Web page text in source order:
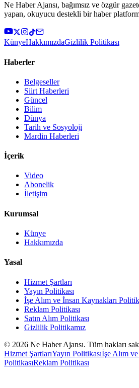
Ne Haber Ajansı, bağımsız ve özgür
yapan, okuyucu destekli bir haber
KünyeHakkımızdaGizlilik Politikası
Haberler
Belgeseller
Siirt Haberleri
Güncel
Bilim
Dünya
Tarih ve Sosyoloji
Mardin Haberleri
İçerik
Video
Abonelik
İletişim
Kurumsal
Künye
Hakkımızda
Yasal
Hizmet Şartları
Yayın Politikası
İşe Alım ve İnsan Kaynakları
Reklam Politikası
Satın Alım Politikası
Gizlilik Politikamız
© 2026 Ne Haber Ajansı. Tüm hakları
Hizmet ŞartlarıYayın Politikasıİşe Alım
PolitikasıReklam Politikası